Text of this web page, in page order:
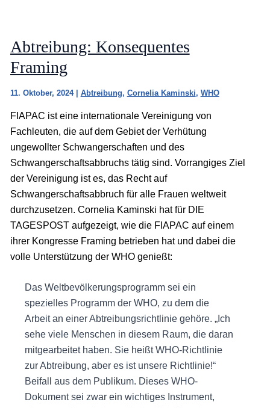
Abtreibung: Konsequentes
Framing
11. Oktober, 2024 | Abtreibung, Cornelia Kaminski, WHO
FIAPAC ist eine internationale Vereinigung von
Fachleuten, die auf dem Gebiet der Verhütung
ungewollter Schwangerschaften und des
Schwangerschaftsabbruchs tätig sind. Vorrangiges Ziel
der Vereinigung ist es, das Recht auf
Schwangerschaftsabbruch für alle Frauen weltweit
durchzusetzen. Cornelia Kaminski hat für DIE
TAGESPOST aufgezeigt, wie die FIAPAC auf einem
ihrer Kongresse Framing betrieben hat und dabei die
volle Unterstützung der WHO genießt:
Das Weltbevölkerungsprogramm sei ein
spezielles Programm der WHO, zu dem die
Arbeit an einer Abtreibungsrichtlinie gehöre. „Ich
sehe viele Menschen in diesem Raum, die daran
mitgearbeitet haben. Sie heißt WHO-Richtlinie
zur Abtreibung, aber es ist unsere Richtlinie!“
Beifall aus dem Publikum. Dieses WHO-
Dokument sei zwar ein wichtiges Instrument,